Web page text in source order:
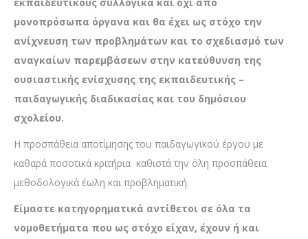
μονοπρόσωπα όργανα και θα έχει ως στόχο την
ανίχνευση των προβλημάτων και το σχεδιασμό των
αναγκαίων παρεμβάσεων στην κατεύθυνση της
ουσιαστικής ενίσχυσης της εκπαιδευτικής –
παιδαγωγικής διαδικασίας και του δημόσιου
σχολείου.
Η προσπάθεια αποτίμησης του παιδαγωγικού έργου με
καθαρά ποσοτικά κριτήρια καθιστά την όλη προσπάθεια
μεθοδολογικά έωλη και προβληματική.
Είμαστε κατηγορηματικά αντίθετοι σε όλα τα
νομοθετήματα που ως στόχο είχαν, έχουν ή και